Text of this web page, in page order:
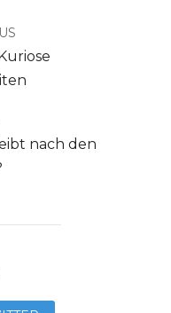
nach den